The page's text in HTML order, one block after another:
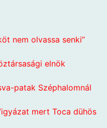
nem olvassa senki”
elnök
patak Széphalomnál
mert Toca dühös